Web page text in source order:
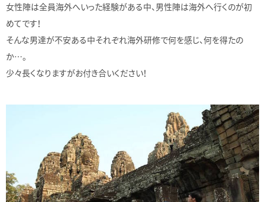
女性陣は全員海外へいった経験がある中、男性陣は海外へ行くのが初
めてです！
そんな男達が不安ある中それぞれ海外研修で何を感じ、何を得たの
か…。
少々長くなりますがお付き合いください！